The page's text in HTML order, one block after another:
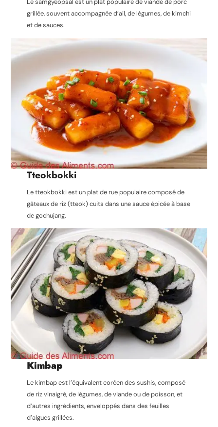
Le samgyeopsal est un plat populaire de viande de porc
grillée, souvent accompagnée d’ail, de légumes, de kimchi
et de sauces.
Tteokbokki
Le tteokbokki est un plat de rue populaire composé de
gâteaux de riz (tteok) cuits dans une sauce épicée à base
de gochujang.
Kimbap
Le kimbap est l’équivalent coréen des sushis, composé
de riz vinaigré, de légumes, de viande ou de poisson, et
d’autres ingrédients, enveloppés dans des feuilles
d’algues grillées.